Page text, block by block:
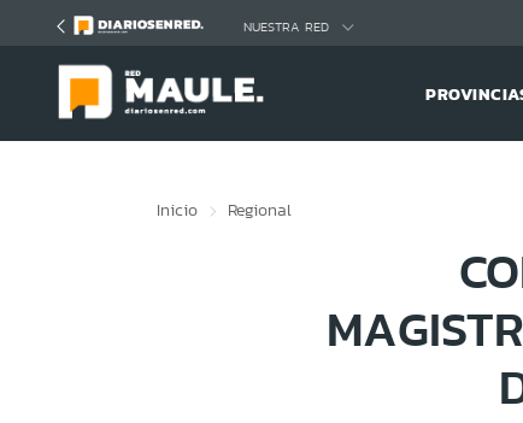
NUESTRA RED
Inicio Regional